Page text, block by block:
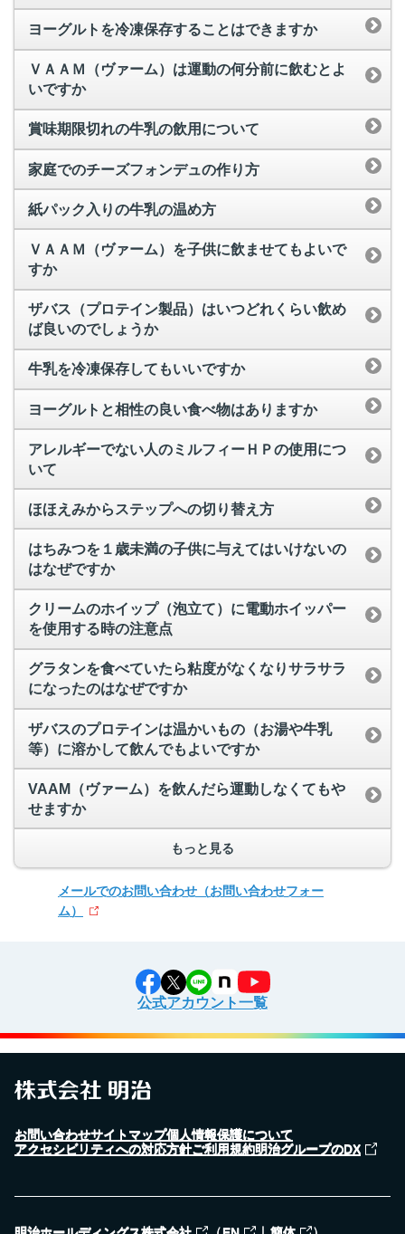
ヨーグルトを冷凍保存することはできますか
ＶＡＡＭ（ヴァーム）は運動の何分前に飲むとよ
いですか
賞味期限切れの牛乳の飲用について
家庭でのチーズフォンデュの作り方
紙パック入りの牛乳の温め方
ＶＡＡＭ（ヴァーム）を子供に飲ませてもよいで
すか
ザバス（プロテイン製品）はいつどれくらい飲め
ば良いのでしょうか
牛乳を冷凍保存してもいいですか
ヨーグルトと相性の良い食べ物はありますか
アレルギーでない人のミルフィーＨＰの使用につ
いて
ほほえみからステップへの切り替え方
はちみつを１歳未満の子供に与えてはいけないの
はなぜですか
クリームのホイップ（泡立て）に電動ホイッパー
を使用する時の注意点
グラタンを食べていたら粘度がなくなりサラサラ
になったのはなぜですか
ザバスのプロテインは温かいもの（お湯や牛乳
等）に溶かして飲んでもよいですか
VAAM（ヴァーム）を飲んだら運動しなくてもや
せますか
もっと見る
メールでのお問い合わせ （お問い合わせフォー
ム）
公式アカウント一覧
お問い合わせサイトマップ個人情報保護について
アクセシビリティへの対応方針ご利用規約明治グループのDX